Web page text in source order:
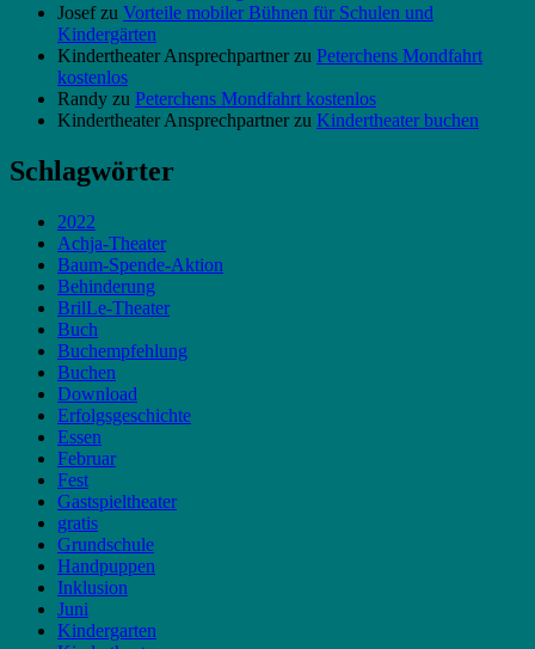
Josefzu Vorteile mobiler Bühnen für Schulen und
Kindergärten
Kindertheater Ansprechpartner zu Peterchens Mondfahrt
kostenlos
Randy zu Peterchens Mondfahrt kostenlos
Kindertheater Ansprechpartner zu Kindertheater buchen
Schlagwörter
2022
Achja-Theater
Baum-Spende-Aktion
Behinderung
BrilLe-Theater
Buch
Buchempfehlung
Buchen
Download
Erfolgsgeschichte
Essen
Februar
Fest
Gastspieltheater
gratis
Grundschule
Handpuppen
Inklusion
Juni
Kindergarten